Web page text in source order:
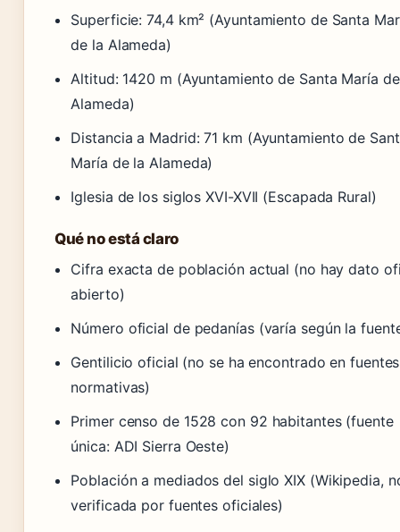
Superficie: 74,4 km² (Ayuntamiento de Santa
de la Alameda)
Altitud: 1420 m (Ayuntamiento de Santa María
Alameda)
Distancia a Madrid: 71 km (Ayuntamiento de
María de la Alameda)
Iglesia de los siglos XVI-XVII (Escapada Rural)
Qué no está claro
Cifra exacta de población actual (no hay dato
abierto)
Número oficial de pedanías (varía según la
Gentilicio oficial (no se ha encontrado en fuentes
normativas)
Primer censo de 1528 con 92 habitantes (fuente
única: ADI Sierra Oeste)
Población a mediados del siglo XIX (Wikipedia,
verificada por fuentes oficiales)